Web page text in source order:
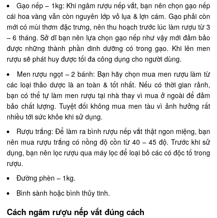
Gạo nếp – 1kg: Khi ngâm rượu nếp vắt, bạn nên chọn gạo nếp
cái hoa vàng vẫn còn nguyên lớp vỏ lụa & lợn cám. Gạo phải còn
mới có mùi thơm đặc trưng, nên thu hoạch trước lúc làm rượu từ 3
– 6 tháng. Sở dĩ bạn nên lựa chọn gạo nếp như vậy mới đảm bảo
được những thành phần dinh dưỡng có trong gạo. Khi lên men
rượu sẽ phát huy được tối đa công dụng cho người dùng.
Men rượu ngọt – 2 bánh: Bạn hãy chọn mua men rượu làm từ
các loại thảo dược là an toàn & tốt nhất. Nếu có thời gian rảnh,
bạn có thể tự làm men rượu tại nhà thay vì mua ở ngoài để đảm
bảo chất lượng. Tuyệt đối không mua men tàu vì ảnh hưởng rất
nhiều tới sức khỏe khi sử dụng.
Rượu trắng: Để làm ra bình rượu nếp vắt thật ngon miệng, bạn
nên mua rượu trắng có nồng độ cồn từ 40 – 45 độ. Trước khi sử
dụng, bạn nên lọc rượu qua máy lọc để loại bỏ các có độc tố trong
rượu.
Đường phèn – 1kg.
Bình sành hoặc bình thủy tinh.
Cách ngâm rượu nếp vắt đúng cách